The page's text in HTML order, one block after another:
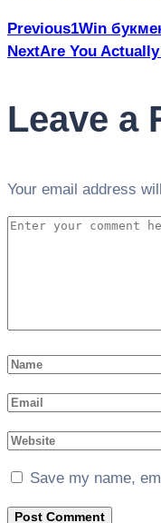
Post
Previous1Win
NextAre You
Leave a
Your email address
Save my name,